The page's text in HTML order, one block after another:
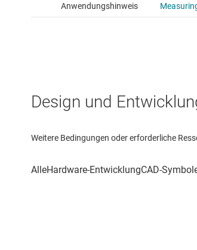
Design und
Weitere Bedingungen oder erforderliche